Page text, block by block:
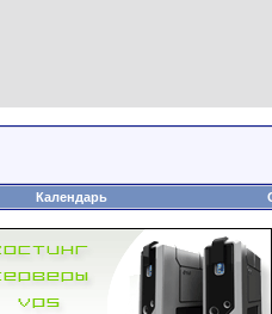
Календарь